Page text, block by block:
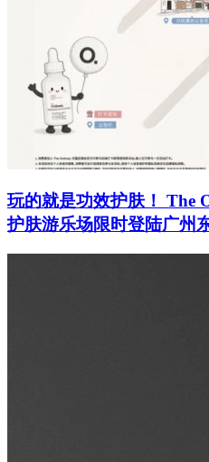
玩的就是功效护肤！ The
护肤游乐场限时登陆广州